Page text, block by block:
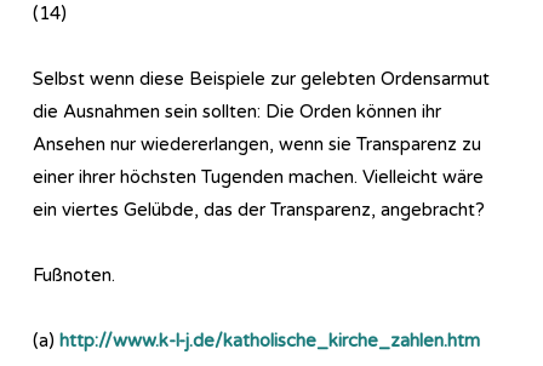
(14)
Selbst wenn diese Beispiele zur gelebten Ordensarmut
die Ausnahmen sein sollten: Die Orden können ihr
Ansehen nur wiedererlangen, wenn sie Transparenz zu
einer ihrer höchsten Tugenden machen. Vielleicht wäre
ein viertes Gelübde, das der Transparenz, angebracht?
Fußnoten.
(a) http://www.k-l-j.de/katholische_kirche_zahlen.htm